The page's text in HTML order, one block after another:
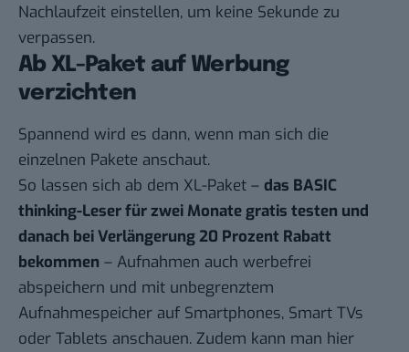
Nachlaufzeit einstellen, um keine Sekunde zu
verpassen.
Ab XL-Paket auf Werbung
verzichten
Spannend wird es dann, wenn man sich die
einzelnen Pakete anschaut.
So lassen sich ab dem XL-Paket – das BASIC
thinking-Leser für zwei Monate gratis testen und
danach bei Verlängerung 20 Prozent Rabatt
bekommen – Aufnahmen auch werbefrei
abspeichern und mit unbegrenztem
Aufnahmespeicher auf Smartphones, Smart TVs
oder Tablets anschauen. Zudem kann man hier